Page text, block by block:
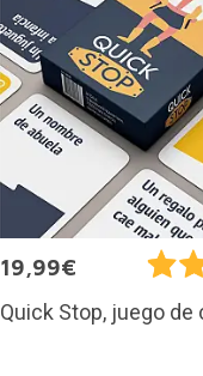
19,99€
Quick Stop, juego de